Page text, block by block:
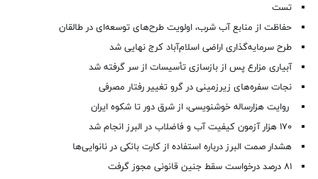
تست
حفاظت از منابع آب شرب، اولویت طرح‌های توسعه‌ای در طالقان
طرح سرمایه‌گذاری اراضی اسلام‌آباد کرج نهایی شد
آبیاری مزارع پس از بازسازی تأسیسات از سر گرفته شد
نجات سفره‌های زیرزمینی در گرو تغییر رفتار مصرفی
روایت هزارساله خوشنویسی، از شرق دور تا شکوه ایران
۱۷۰ هزار آزمون کیفیت آب و فاضلاب در البرز انجام شد
هشدار صمت البرز درباره استفاده از کارت بانکی در نانوایی‌ها
۸۱ درصد درخواست‌ سقط جنین قانونی مجوز گرفت